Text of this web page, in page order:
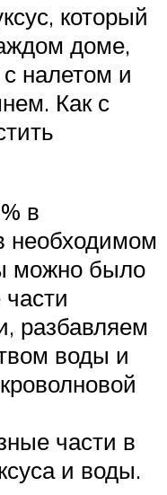
который
доме,
налетом и
Как с
в
необходимом
можно было
части
разбавляем
воды и
части в
и воды.